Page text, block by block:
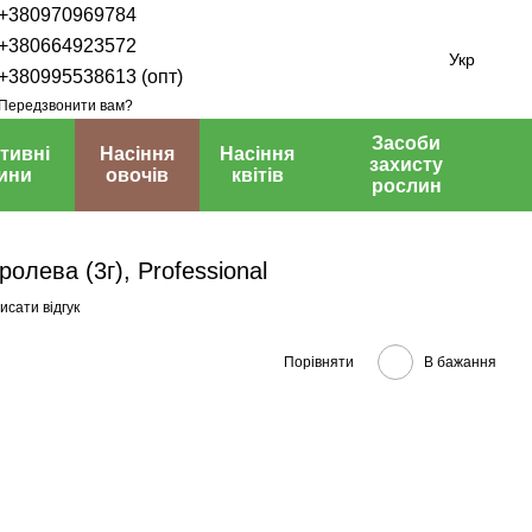
(опт)
Передзвонити вам?
Укр
Насіння
овочів
Насіння
квітів
Засоби
захисту
рослин
(3г), Professional
відгук
Порівняти В бажання